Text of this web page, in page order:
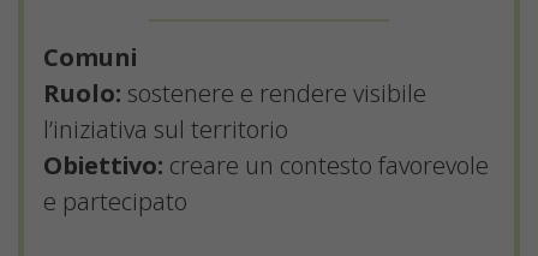
Comuni
Ruolo: sostenere e rendere visibile
l’iniziativa sul territorio
Obiettivo: creare un contesto favorevole
e partecipato